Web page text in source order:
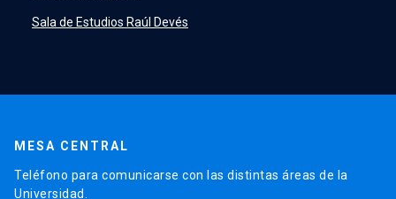
Sala de Estudios Raúl Devés
MESA CENTRAL
Teléfono para comunicarse con las distintas áreas de la
Universidad.